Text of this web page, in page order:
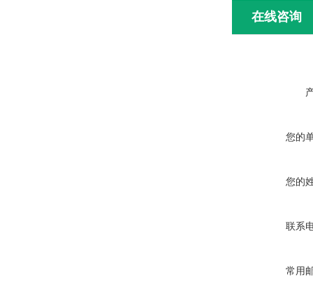
在线咨询
您的
您的
联系
常用